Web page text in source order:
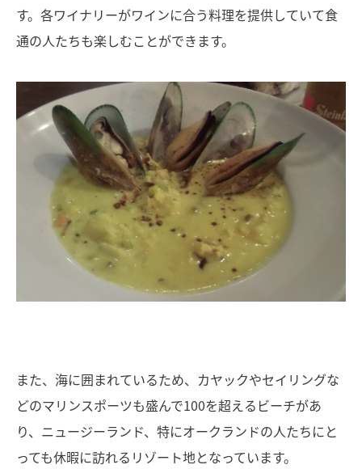
す。各ワイナリーがワインに合う料理を提供していて食
通の人たちも楽しむことができます。
また、海に囲まれているため、カヤックやセイリングな
どのマリンスポーツも盛んで100を超えるビーチがあ
り、ニュージーランド、特にオークランドの人たちにと
っても休暇に訪れるリゾート地となっています。